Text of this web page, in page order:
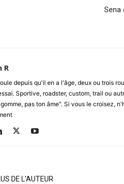
Sena
R
depuis qu'il en a l'âge, deux ou trois
Sportive, roadster, custom, trail ou
pas ton âme". Si vous le croisez,
DE L'AUTEUR